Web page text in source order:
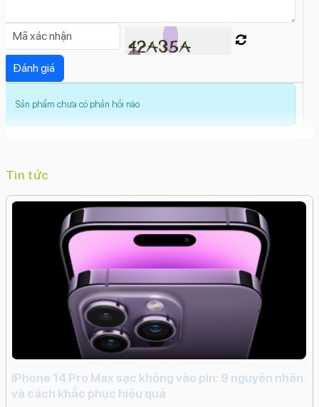
Trôi nhanh thời
gian (Time Lapse)Toàn cảnh (Panorama)
HDR 5
Siêu độ phân giảiSiêu cận (Macro)
định dạng Log
thẻ địa lý (Geotagging)
(Ultrawide)Dolby Vision HDRDeep
(Action Mode)Photonic Engine
Độ phân giải camera trước:
18 MP
Tính năng camera trước:
Smart HDR 5Xóa phôngVideo hiển thị képTự động
lấy nét (AF)Trôi nhanh thời gian (Time
Lapse) Retina FlashQuay video HD
Quay video Full
Quay video 4K Quay chậm (Slow Motion)
dán (AR Stickers)Live PhotosDeep FusionChụp ảnh
RawChụp đêm Chống rung điện tử kỹ thuật số
(EIS)CinematicTrueDepthPhotonic Engine
Sản phẩm chưa có phản hồi nào
Tin tức
iPhone 14 Pro Max sạc không vào pin: 9 nguyên nhân
và cách khắc phục hiệu quả